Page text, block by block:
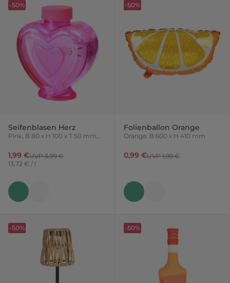
Seifenblasen Herz
Pink, B 80 x H 100 x T 50 mm,
1,99 €UVP 3,99 €
13,72 € / l
-50%
Folienballon Orange
Orange, B 600 x H 410 mm
0,99 €UVP 1,99 €
-50%
-50% -50%